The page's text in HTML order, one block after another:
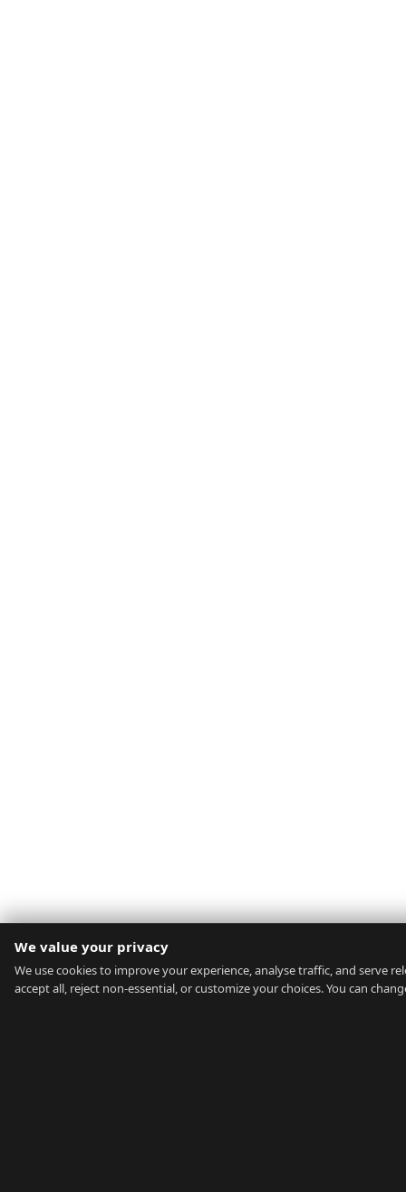
We value your privacy
We use cookies to improve your experience, analyse traffic, and serve
accept all, reject non-essential, or customize your choices. You can